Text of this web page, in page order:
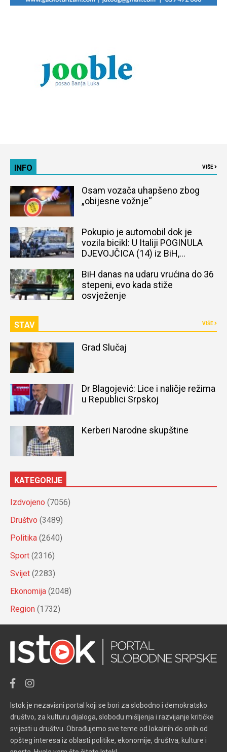
INFO VIŠE
Osam vozača uhapšeno zbog
„obijesne vožnje“
Pokupio je automobil dok je
vozila bicikl: U Italiji POGINULA
DJEVOJČICA (14) iz BiH,
BiH danas na udaru vrućina do 36
stepeni, evo kada stiže
osvježenje
STAV VIŠE
Grad Slučaj
Dr Blagojević: Lice i naličje režima
u Republici Srpskoj
Kerberi Narodne skupštine
KATEGORIJE
Izdvojeno (7056)
Društvo (3489)
Politika (2640)
Sport (2316)
Svijet (2283)
Ekonomija (2048)
Region (1732)
Istok je nezavisni portal koji se bori za slobodno i demokratsko
društvo, za kulturu dijaloga, slobodu mišljenja i razvijanje kritičke
svijesti u društvu. Obrađujemo sve teme od lokalnih do onih od
opšteg interesa iz oblasti politike, ekonomije, društva, kulture i